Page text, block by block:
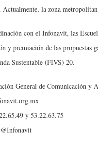
Actualmente, la zona
con el Infonavit, las
y premiación de las propuestas
Sustentable (FIVS) 20.
General de Comunicación y
y 53.22.63.75